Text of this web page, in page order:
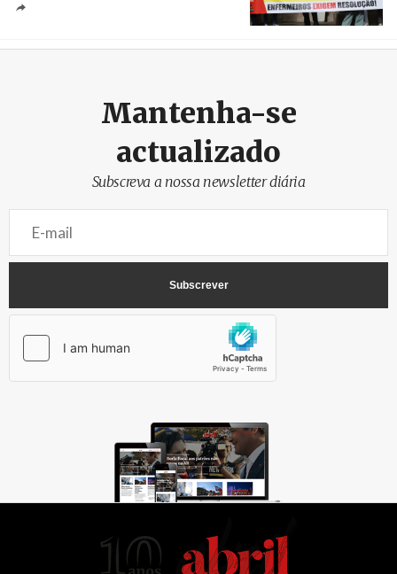
Mantenha-se
actualizado
Subscreva a nossa newsletter diária